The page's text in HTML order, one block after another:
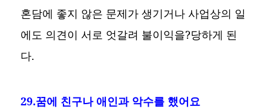
혼담에 좋지 않은 문제가 생기거나 사업상의 일
에도 의견이 서로 엇갈려 불이익을?당하게 된
다.
29.꿈에 친구나 애인과 악수를 했어요